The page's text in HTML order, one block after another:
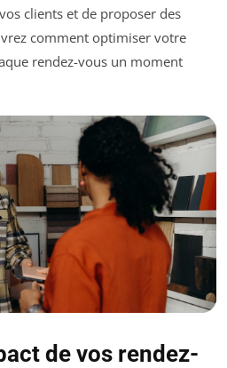
clients et de proposer des
comment optimiser votre
rendez-vous un moment
de vos rendez-